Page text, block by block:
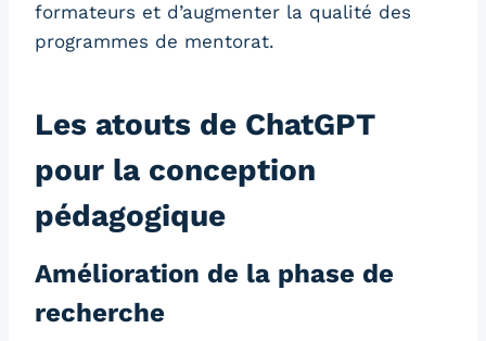
formateurs et d’augmenter la qualité des
programmes de mentorat.
Les atouts de ChatGPT
pour la conception
pédagogique
Amélioration de la phase de
recherche